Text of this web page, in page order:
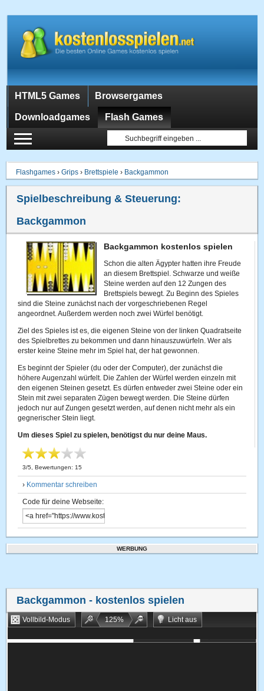
HTML5 Games Browsergames
Downloadgames Flash Games
Flashgames ›Grips › Brettspiele › Backgammon
Spielbeschreibung & Steuerung:
Backgammon
Backgammon kostenlos spielen
Schon die alten Ägypter hatten ihre Freude
an diesem Brettspiel. Schwarze und weiße
Steine werden auf den 12 Zungen des
Brettspiels bewegt. Zu Beginn des Spieles
sind die Steine zunächst nach der vorgeschriebenen Regel
angeordnet. Außerdem werden noch zwei Würfel benötigt.
Ziel des Spieles ist es, die eigenen Steine von der linken Quadratseite
des Spielbrettes zu bekommen und dann hinauszuwürfeln. Wer als
erster keine Steine mehr im Spiel hat, der hat gewonnen.
Es beginnt der Spieler (du oder der Computer), der zunächst die
höhere Augenzahl würfelt. Die Zahlen der Würfel werden einzeln mit
den eigenen Steinen gesetzt. Es dürfen entweder zwei Steine oder ein
Stein mit zwei separaten Zügen bewegt werden. Die Steine dürfen
jedoch nur auf Zungen gesetzt werden, auf denen nicht mehr als ein
gegnerischer Stein liegt.
Um dieses Spiel zu spielen, benötigst du nur deine Maus.
3/5 , Bewertungen: 15
› Kommentar schreiben
Code für deine Webseite:
WERBUNG
Backgammon - kostenlos spielen
Vollbild-Modus 125%
Licht aus